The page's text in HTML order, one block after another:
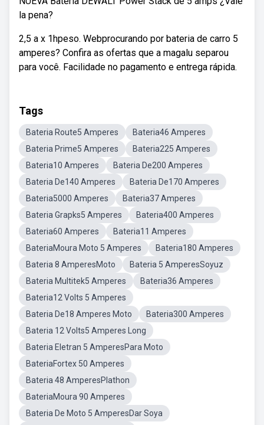
la pena?
2,5 a x 1hpeso. Webprocurando por bateria de carro 5
amperes? Confira as ofertas que a magalu separou
para você. Facilidade no pagamento e entrega rápida.
Tags
Bateria Route5 Amperes
Bateria46 Amperes
Bateria Prime5 Amperes
Bateria225 Amperes
Bateria10 Amperes
Bateria De200 Amperes
Bateria De140 Amperes
Bateria De170 Amperes
Bateria5000 Amperes
Bateria37 Amperes
Bateria Grapks5 Amperes
Bateria400 Amperes
Bateria60 Amperes
Bateria11 Amperes
BateriaMoura Moto 5 Amperes
Bateria180 Amperes
Bateria 8 AmperesMoto
Bateria 5 AmperesSoyuz
Bateria Multitek5 Amperes
Bateria36 Amperes
Bateria12 Volts 5 Amperes
Bateria De18 Amperes Moto
Bateria300 Amperes
Bateria 12 Volts5 Amperes Long
Bateria Eletran 5 AmperesPara Moto
BateriaFortex 50 Amperes
Bateria 48 AmperesPlathon
BateriaMoura 90 Amperes
Bateria De Moto 5 AmperesDar Soya